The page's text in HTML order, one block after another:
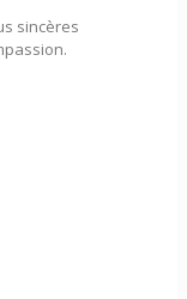
sincères